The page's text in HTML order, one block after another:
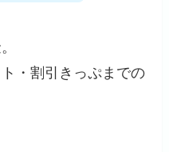
・割引きっぷまでの